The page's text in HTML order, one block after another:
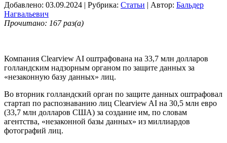
Добавлено: 03.09.2024 | Рубрика: Статьи | Автор: Бальдер
Нагвальевич
Прочитано: 167 раз(а)
Компания Clearview AI оштрафована на 33,7 млн ​​долларов
голландским надзорным органом по защите данных за
«незаконную базу данных» лиц.
Во вторник голландский орган по защите данных оштрафовал
стартап по распознаванию лиц Clearview AI на 30,5 млн евро
(33,7 млн ​​долларов США) за создание им, по словам
агентства, «незаконной базы данных» из миллиардов
фотографий лиц.